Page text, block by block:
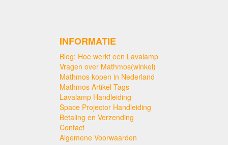
INFORMATIE
Blog: Hoe werkt een Lavalamp
Vragen over Mathmos(winkel)
Mathmos kopen in Nederland
Mathmos Artikel Tags
Lavalamp Handleiding
Space Projector Handleiding
Betaling en Verzending
Contact
Algemene Voorwaarden